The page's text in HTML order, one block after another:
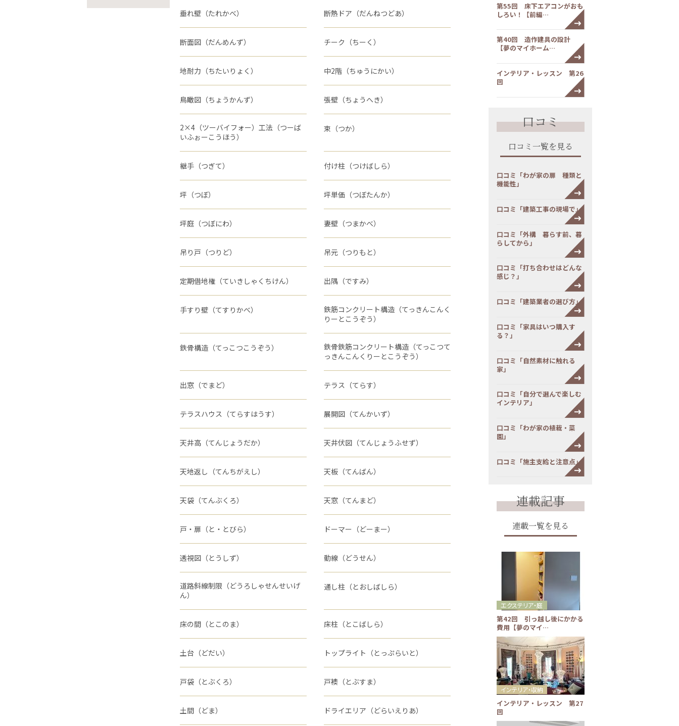
垂れ壁（たれかべ） 断熱ドア（だんねつどあ）
断面図（だんめんず） チーク（ちーく）
地耐力（ちたいりょく） 中2階（ちゅうにかい）
鳥瞰図（ちょうかんず） 張壁（ちょうへき）
2×4（ツーバイフォー）工法（つーば
いふぉーこうほう）
束（つか）
継手（つぎて） 付け柱（つけばしら）
坪（つぼ） 坪単価（つぼたんか）
坪庭（つぼにわ） 妻壁（つまかべ）
吊り戸（つりど） 吊元（つりもと）
定期借地権（ていきしゃくちけん） 出隅（ですみ）
手すり壁（てすりかべ）
鉄筋コンクリート構造（てっきんこんく
りーとこうぞう）
鉄骨構造（てっこつこうぞう）
鉄骨鉄筋コンクリート構造（てっこつて
っきんこんくりーとこうぞう）
出窓（でまど） テラス（てらす）
テラスハウス（てらすはうす） 展開図（てんかいず）
天井高（てんじょうだか） 天井伏図（てんじょうふせず）
天地返し（てんちがえし） 天板（てんばん）
天袋（てんぶくろ） 天窓（てんまど）
戸・扉（と・とびら） ドーマー（どーまー）
透視図（とうしず） 動線（どうせん）
道路斜線制限（どうろしゃせんせいげ
ん）
通し柱（とおしばしら）
床の間（とこのま） 床柱（とこばしら）
土台（どだい） トップライト（とっぷらいと）
戸袋（とぶくろ） 戸襖（とぶすま）
土間（どま） ドライエリア（どらいえりあ）
第55回 床下エアコンがおも
しろい！【前編…
第40回 造作建具の設計
【夢のマイホーム…
インテリア・レッスン 第26
回
口コミ
口コミ一覧を見る
口コミ「わが家の扉 種類と
機能性」
口コミ「建築工事の現場で」
口コミ「外構 暮らす前、暮
らしてから」
口コミ「打ち合わせはどんな
感じ？」
口コミ「建築業者の選び方」
口コミ「家具はいつ購入す
る？」
口コミ「自然素材に触れる
家」
口コミ「自分で選んで楽しむ
インテリア」
口コミ「わが家の植栽・菜
園」
口コミ「施主支給と注意点」
連載記事
連載一覧を見る
第42回 引っ越し後にかかる
費用【夢のマイ…
エクステリア・庭
インテリア・レッスン 第27
回
インテリア・収納